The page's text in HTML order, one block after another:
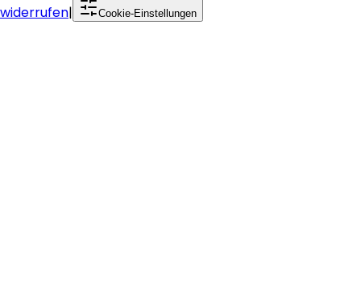
widerrufen| Cookie-Einstellungen